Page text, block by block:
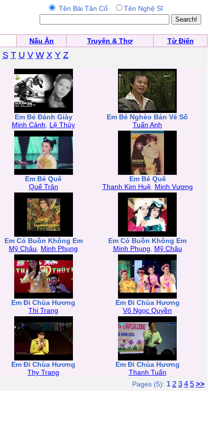
Tên Bài Tân Cổ Tên Nghệ Sĩ
Nấu Ăn Truyện & Thơ
Từ Điển
S T U V W X Y Z
Em Bé Đánh Giày
Minh Cảnh
Lệ Thủy
Em Bé Nghèo Bán Vé Số
Tuấn Anh
Em Bé Quê
Quế Trân
Em Bé Quê
Thanh Kim Huệ, Minh Vương
Em Có Buồn Không Em
Mỹ Châu
Minh Phụng
Em Có Buồn Không Em
Minh Phụng
Mỹ Châu
Em Đi Chùa Hương
Thi Trang
Em Đi Chùa Hương
Võ Ngọc Quyền
Em Đi Chùa Hương
Thy Trang
Em Đi Chùa Hương
Thanh Tuấn
Pages (5): 1 2 3 4 5 >>